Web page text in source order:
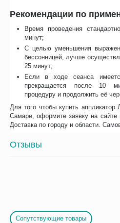
Рекомендации по
Время проведения
минут;
С целью уменьшения
бессонницей, лучше
25 минут;
Если в ходе сеанса
прекращается после 10
процедуру и продолжить её
Для того чтобы купить
Самаре, оформите заявку на сайте
Доставка по городу и области.
Отзывы
Сопутствующие товары